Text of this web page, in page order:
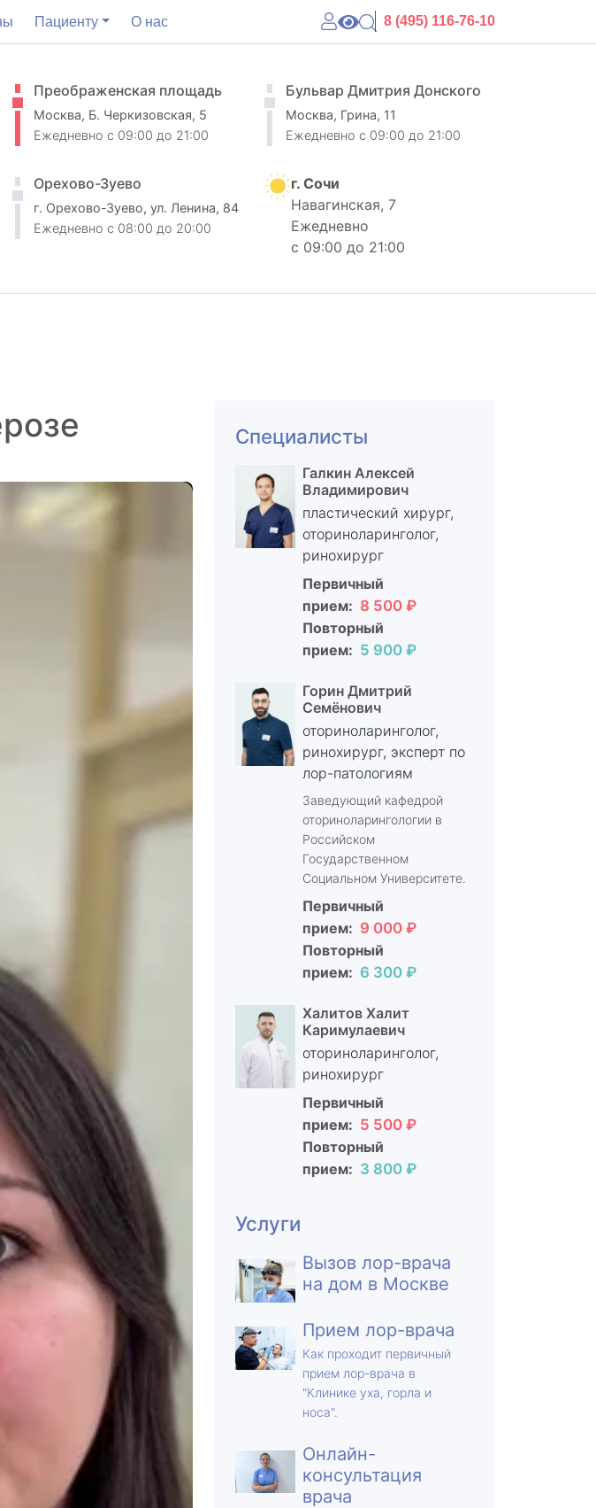
Пациенту О нас 8 (495) 116-76-10
Преображенская площадь
Москва, Б. Черкизовская, 5
Ежедневно c 09:00 до 21:00
Бульвар Дмитрия Донского
Москва, Грина, 11
Ежедневно c 09:00 до 21:00
Орехово-Зуево
г. Орехово-Зуево, ул. Ленина, 84
Ежедневно c 08:00 до 20:00
г. Сочи
Навагинская, 7
Ежедневно
с 09:00 до 21:00
Специалисты
Галкин Алексей
Владимирович
пластический хирург,
оториноларинголог,
ринохирург
Первичный
прием: 8 500 ₽
Повторный
прием: 5 900 ₽
Горин Дмитрий
Семёнович
оториноларинголог,
ринохирург, эксперт по
лор-патологиям
Заведующий кафедрой
оториноларингологии в
Российском
Государственном
Социальном Университете.
Первичный
прием: 9 000 ₽
Повторный
прием: 6 300 ₽
Халитов Халит
Каримулаевич
оториноларинголог,
ринохирург
Первичный
прием: 5 500 ₽
Повторный
прием: 3 800 ₽
Услуги
Вызов лор-врача
на дом в Москве
Прием лор-врача
Как проходит первичный
прием лор-врача в
"Клинике уха, горла и
носа".
Онлайн-
консультация
врача